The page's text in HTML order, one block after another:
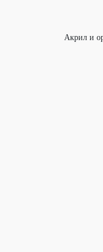
Акрил и